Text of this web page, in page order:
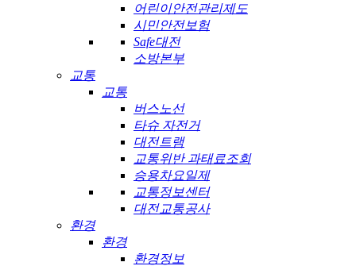
어린이안전관리제도
시민안전보험
Safe대전
소방본부
교통
교통
버스노선
타슈 자전거
대전트램
교통위반 과태료조회
승용차요일제
교통정보센터
대전교통공사
환경
환경
환경정보